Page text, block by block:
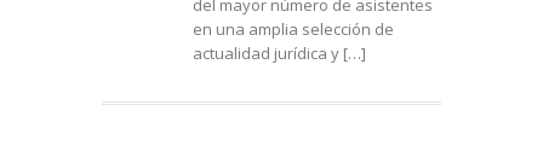
del mayor número de asistentes
en una amplia selección de
actualidad jurídica y […]